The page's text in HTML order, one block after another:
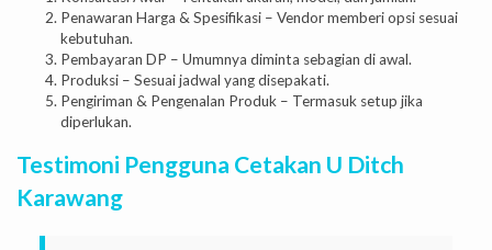
Penawaran Harga & Spesifikasi – Vendor memberi opsi sesuai
kebutuhan.
Pembayaran DP – Umumnya diminta sebagian di awal.
Produksi – Sesuai jadwal yang disepakati.
Pengiriman & Pengenalan Produk – Termasuk setup jika
diperlukan.
Testimoni Pengguna Cetakan U Ditch
Karawang